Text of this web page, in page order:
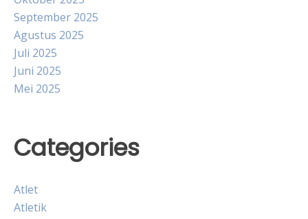
September 2025
Agustus 2025
Juli 2025
Juni 2025
Mei 2025
Categories
Atlet
Atletik